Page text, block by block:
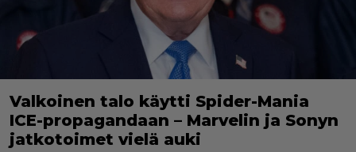
Valkoinen talo käytti Spider-Mania
ICE-propagandaan – Marvelin ja Sonyn
jatkotoimet vielä auki